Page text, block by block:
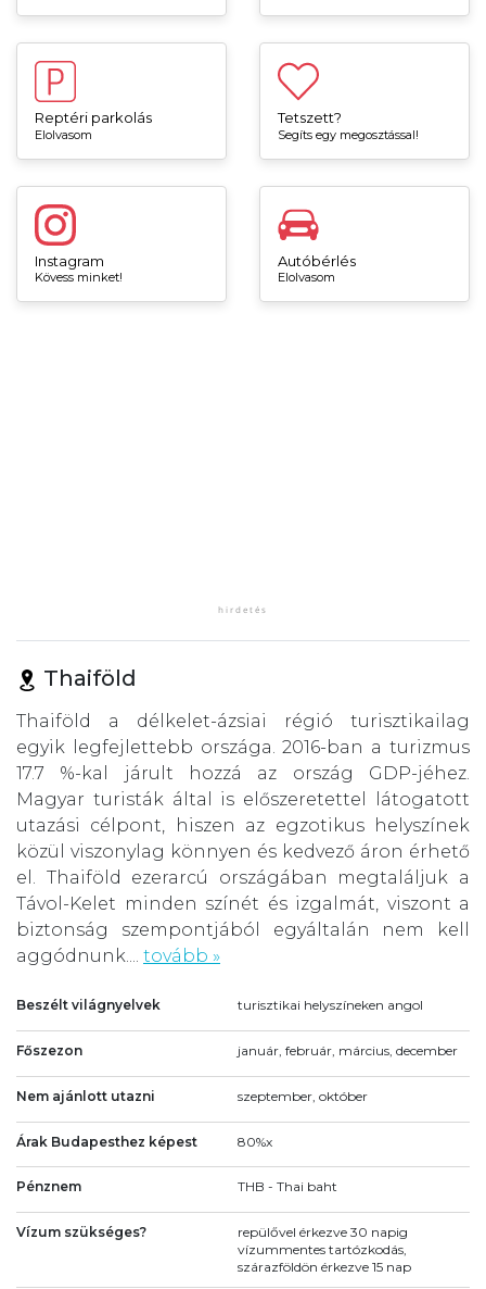
Reptéri parkolás
Elolvasom
Tetszett?
Segíts egy megosztással!
Instagram
Kövess minket!
Autóbérlés
Elolvasom
Thaiföld
Thaiföld a délkelet-ázsiai régió turisztikailag
egyik legfejlettebb országa. 2016-ban a turizmus
17.7 %-kal járult hozzá az ország GDP-jéhez.
Magyar turisták által is előszeretettel látogatott
utazási célpont, hiszen az egzotikus helyszínek
közül viszonylag könnyen és kedvező áron érhető
el. Thaiföld ezerarcú országában megtaláljuk a
Távol-Kelet minden színét és izgalmát, viszont a
biztonság szempontjából egyáltalán nem kell
aggódnunk.... tovább »
Beszélt világnyelvek turisztikai helyszíneken angol
Főszezon január, február, március, december
Nem ajánlott utazni szeptember, október
Árak Budapesthez képest 80%x
Pénznem THB - Thai baht
Vízum szükséges?
repülővel érkezve 30 napig
vízummentes tartózkodás,
szárazföldön érkezve 15 nap